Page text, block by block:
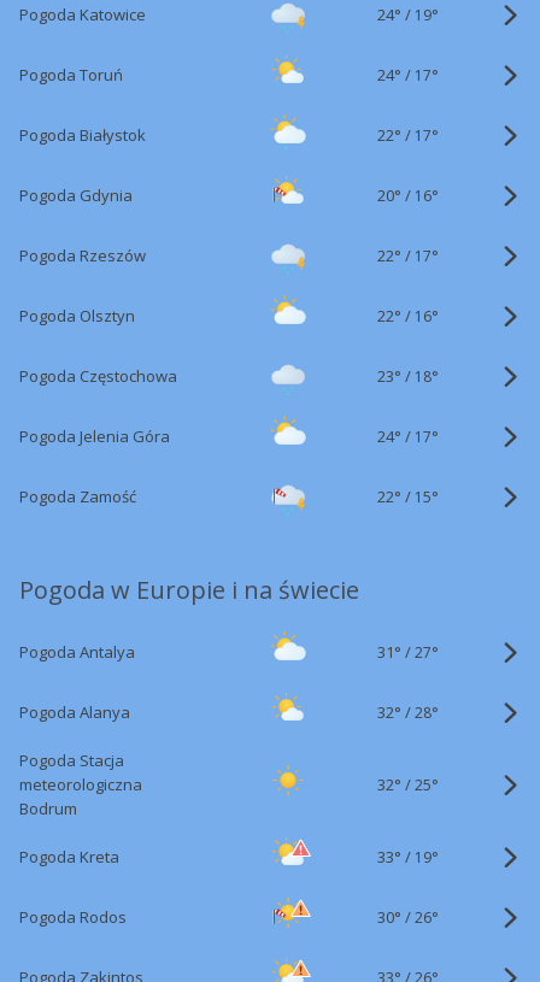
Pogoda Katowice 24° / 19°
Pogoda Toruń 24° / 17°
Pogoda Białystok 22° / 17°
Pogoda Gdynia 20° / 16°
Pogoda Rzeszów 22° / 17°
Pogoda Olsztyn 22° / 16°
Pogoda Częstochowa 23° / 18°
Pogoda Jelenia Góra 24° / 17°
Pogoda Zamość 22° / 15°
Pogoda w Europie i na świecie
Pogoda Antalya 31° /27°
Pogoda Alanya 32° /28°
Pogoda Stacja
meteorologiczna
Bodrum
32° /25°
Pogoda Kreta 33° / 19°
Pogoda Rodos 30° /26°
Pogoda Zakintos 33° /26°